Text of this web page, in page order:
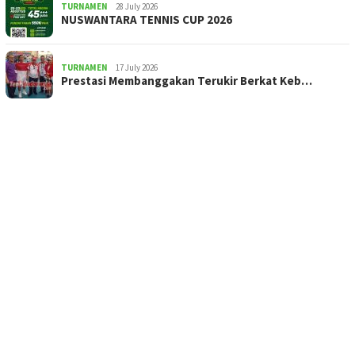
TURNAMEN 28 July 2026
NUSWANTARA TENNIS CUP 2026
TURNAMEN 17 July 2026
Prestasi Membanggakan Terukir Berkat Keb…